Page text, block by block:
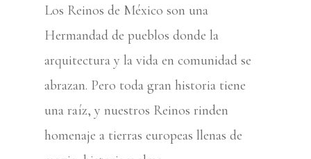
Los Reinos de México son una
Hermandad de pueblos donde la
arquitectura y la vida en comunidad se
abrazan. Pero toda gran historia tiene
una raíz, y nuestros Reinos rinden
homenaje a tierras europeas llenas de